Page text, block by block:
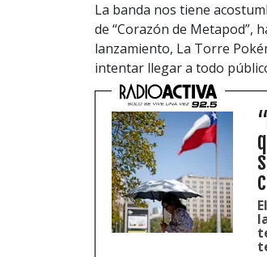
La banda nos tiene
de “Corazón de Metapod”,
lanzamiento, La Torre
intentar llegar a todo